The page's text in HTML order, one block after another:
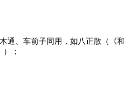
通、车前子同用，如八正散（《
；